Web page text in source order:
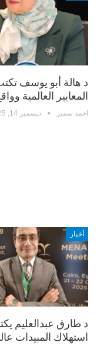
د هالة أبو يوسف
المعايير العالمية
احمد سمير ديسمبر 14, 2025
أخبار
د طارق عبدالعليم
استهلاك المبيدات